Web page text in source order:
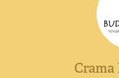
Crama